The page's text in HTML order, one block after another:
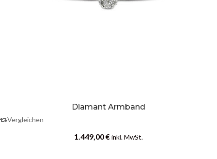
Diamant Armband
Vergleichen
1.449,00€inkl. MwSt.